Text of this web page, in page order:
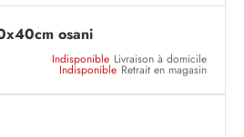
osani
Indisponible Livraison à domicile
Indisponible Retrait en magasin